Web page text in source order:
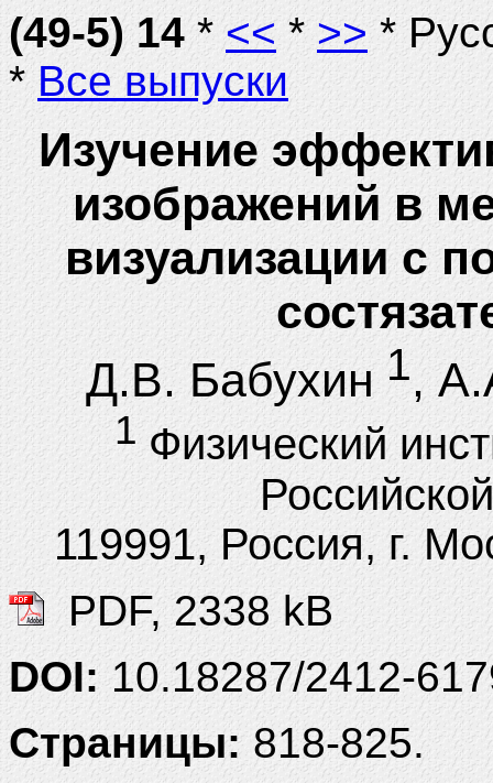
(49-5) 14*<< * >>*
*Все выпуски
Изучение
изображений в
визуализации с
Д.В. Бабухин 1,
1Физический
119991, Россия, г.
PDF, 2338 kB
DOI:10.18287/2412-
Страницы: 818-825.